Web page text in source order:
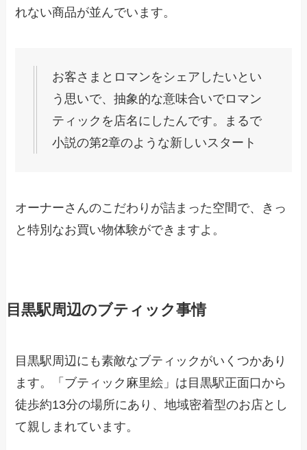
れない商品が並んでいます。
お客さまとロマンをシェアしたいとい
う思いで、抽象的な意味合いでロマン
ティックを店名にしたんです。まるで
小説の第2章のような新しいスタート
オーナーさんのこだわりが詰まった空間で、きっ
と特別なお買い物体験ができますよ。
目黒駅周辺のブティック事情
目黒駅周辺にも素敵なブティックがいくつかあり
ます。「ブティック麻里絵」は目黒駅正面口から
徒歩約13分の場所にあり、地域密着型のお店とし
て親しまれています。